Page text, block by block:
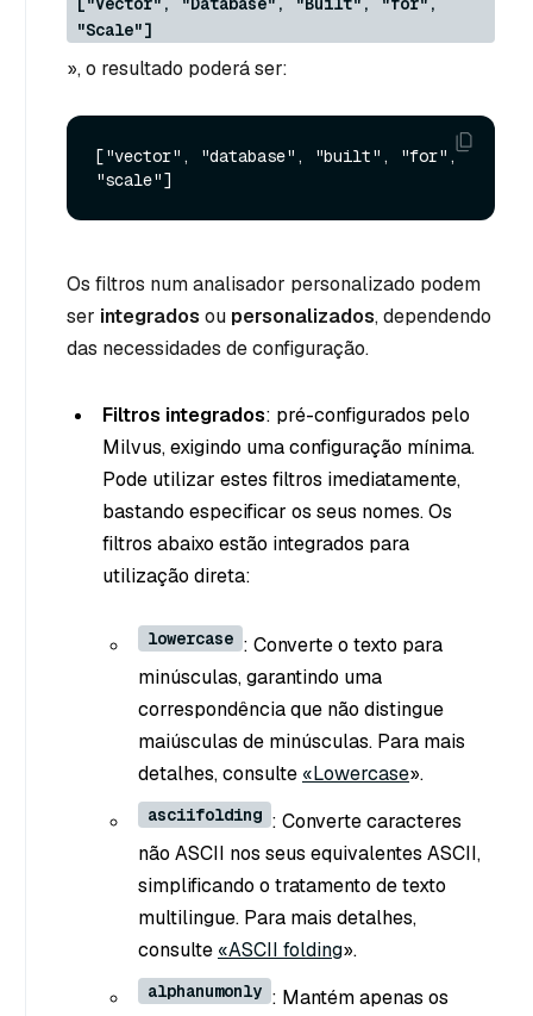
"Scale"]
», o resultado poderá ser:
["vector", "database", "built", "for",
Os filtros num analisador personalizado podem
ser integrados ou personalizados, dependendo
das necessidades de configuração.
Filtros integrados: pré-configurados pelo
Milvus, exigindo uma configuração mínima.
Pode utilizar estes filtros imediatamente,
bastando especificar os seus nomes. Os
filtros abaixo estão integrados para
utilização direta:
lowercase : Converte o texto para
minúsculas, garantindo uma
correspondência que não distingue
maiúsculas de minúsculas. Para mais
detalhes, consulte «Lowercase».
asciifolding : Converte caracteres
não ASCII nos seus equivalentes ASCII,
simplificando o tratamento de texto
multilingue. Para mais detalhes,
consulte «ASCII folding».
alphanumonly : Mantém apenas os